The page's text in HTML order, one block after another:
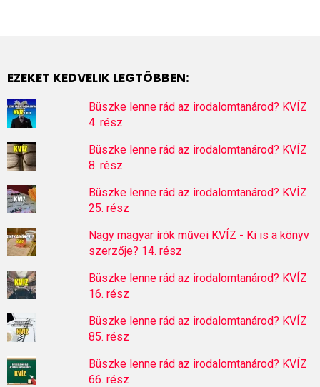
EZEKET KEDVELIK LEGTÖBBEN:
Büszke lenne rád az irodalomtanárod? KVÍZ
4. rész
Büszke lenne rád az irodalomtanárod? KVÍZ
8. rész
Büszke lenne rád az irodalomtanárod? KVÍZ
25. rész
Nagy magyar írók művei KVÍZ - Ki is a könyv
szerzője? 14. rész
Büszke lenne rád az irodalomtanárod? KVÍZ
16. rész
Büszke lenne rád az irodalomtanárod? KVÍZ
85. rész
Büszke lenne rád az irodalomtanárod? KVÍZ
66. rész